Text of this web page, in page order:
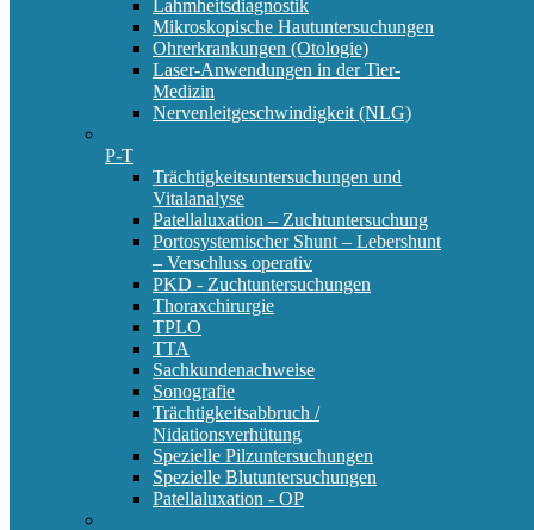
Lahmheitsdiagnostik
Mikroskopische Hautuntersuchungen
Ohrerkrankungen (Otologie)
Laser-Anwendungen in der Tier-
Medizin
Nervenleitgeschwindigkeit (NLG)
P-T
Trächtigkeitsuntersuchungen und
Vitalanalyse
Patellaluxation – Zuchtuntersuchung
Portosystemischer Shunt – Lebershunt
– Verschluss operativ
PKD - Zuchtuntersuchungen
Thoraxchirurgie
TPLO
TTA
Sachkundenachweise
Sonografie
Trächtigkeitsabbruch /
Nidationsverhütung
Spezielle Pilzuntersuchungen
Spezielle Blutuntersuchungen
Patellaluxation - OP